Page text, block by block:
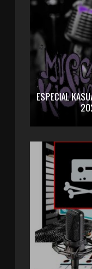
ESPECIAL